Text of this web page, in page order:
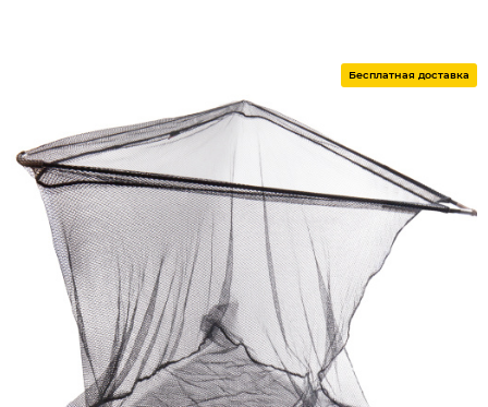
Бесплатная доставка